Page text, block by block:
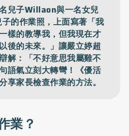
兒子Willaon與一名女兒
的作業照，上面寫著「我
樣的教導我，但我現在才
後的未來。」讓嚴立婷超
解：「不好意思我屬雞不
語氣立刻大轉彎！《優活
享家長檢查作業的方法。
業？